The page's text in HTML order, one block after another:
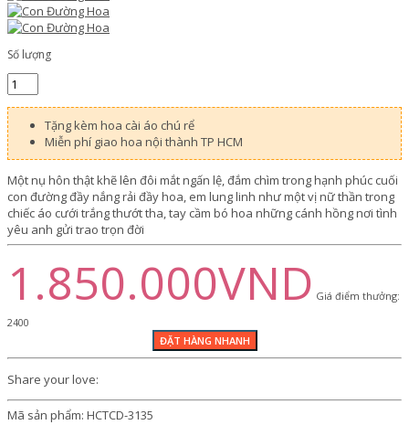
Số lượng
Tặng kèm hoa cài áo chú rể
Miễn phí giao hoa nội thành TP HCM
Một nụ hôn thật khẽ lên đôi mắt ngấn lệ, đắm chìm trong hạnh phúc cuối
con đường đầy nắng rải đầy hoa, em lung linh như một vị nữ thần trong
chiếc áo cưới trắng thướt tha, tay cầm bó hoa những cánh hồng nơi tình
yêu anh gửi trao trọn đời
1.850.000VND Giá điểm thưởng:
2400
Share your love:
Mã sản phẩm: HCTCD-3135